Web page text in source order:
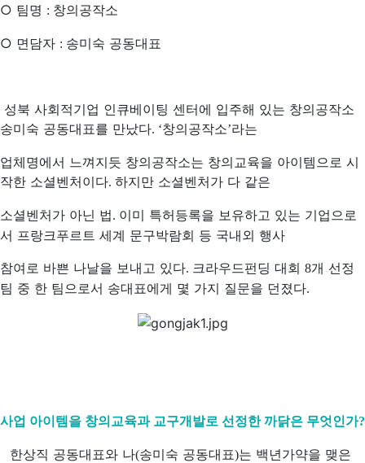
○ 팀명 : 창의공작소
○ 면담자 : 송미숙 공동대표
성북 사회적기업 인큐베이팅 센터에 입주해 있는 창의공작소
송미숙 공동대표를 만났다. ‘창의공작소’라는
업체명에서 느껴지듯 창의공작소는 창의교육을 아이템으로 시
작한 소셜벤처이다. 하지만 소셜벤처가 다 같은
소셜벤처가 아닌 법. 이미 특허등록을 보유하고 있는 기업으로
서 프랑크푸르트 세계 문구박람회 등 국내외 행사
참여로 바쁜 나날을 보내고 있다. 크라우드펀딩 대회 8개 선정
팀 중 한 팀으로서 송대표에게 몇 가지 질문을 던졌다.
사업 아이템을 창의교육과 교구개발로 선정한 까닭은 무엇인가?
한상직 공동대표와 나(송미숙 공동대표)는 백년가약을 맺은